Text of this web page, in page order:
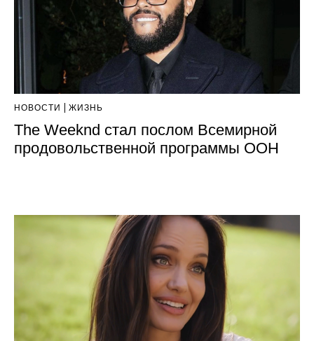
НОВОСТИ ЖИЗНЬ
The Weeknd стал послом Всемирной
продовольственной программы ООН